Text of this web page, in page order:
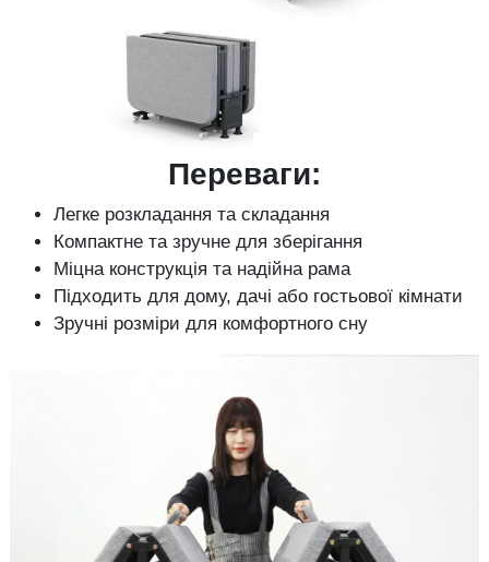
Переваги:
Легке розкладання та складання
Компактне та зручне для зберігання
Міцна конструкція та надійна рама
Підходить для дому, дачі або гостьової кімнати
Зручні розміри для комфортного сну